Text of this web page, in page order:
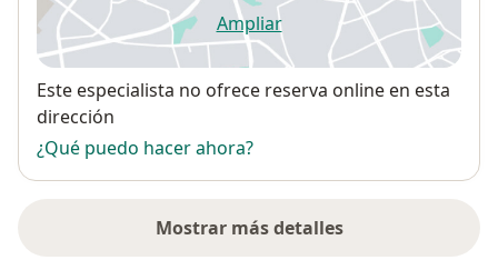
Ampliarse abre en una nueva
Disponibilidad
Este especialista no ofrece reserva online en esta
dirección
¿Qué puedo hacer ahora?
Mostrar más detalles
sobre la dirección